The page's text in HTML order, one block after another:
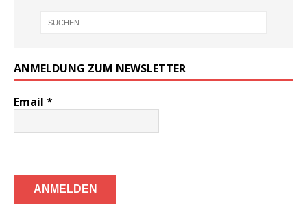
ANMELDUNG ZUM NEWSLETTER
Email *